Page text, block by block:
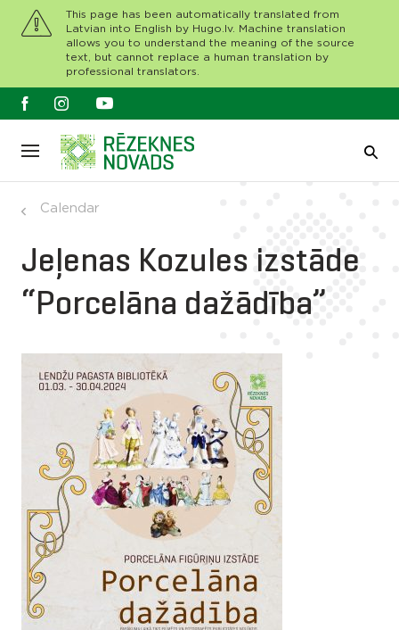
This page has been automatically translated from
Latvian into English by Hugo.lv. Machine translation
allows you to understand the meaning of the source
text, but cannot replace a human translation by
professional translators.
Calendar
Jeļenas Kozules izstāde
“Porcelāna dažādība”